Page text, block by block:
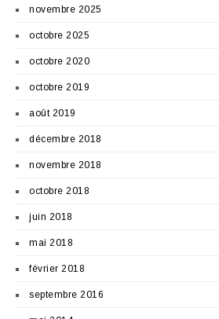
novembre 2025
octobre 2025
octobre 2020
octobre 2019
août 2019
décembre 2018
novembre 2018
octobre 2018
juin 2018
mai 2018
février 2018
septembre 2016